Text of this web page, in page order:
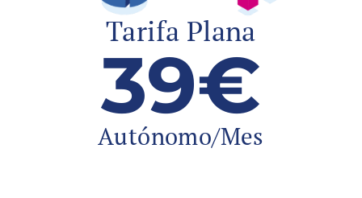
Tarifa Plana
39€
Autónomo/Mes